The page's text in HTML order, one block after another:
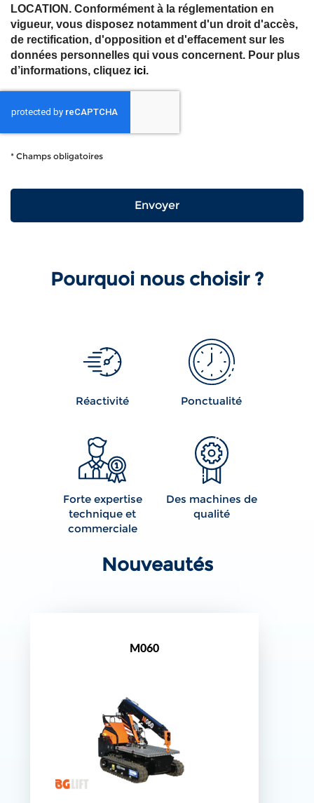
LOCATION. Conformément à la réglementation en
vigueur, vous disposez notamment d'un droit d'accès,
de rectification, d'opposition et d'effacement sur les
données personnelles qui vous concernent. Pour plus
d’informations, cliquez ici.
* Champs obligatoires
Pourquoi nous choisir ?
Réactivité Ponctualité
Forte expertise
technique et
commerciale
Des machines de
qualité
Nouveautés
M060